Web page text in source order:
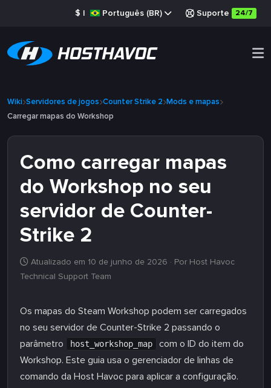
$ | Português (BR) Suporte 24/7
Wiki Servidores de jogos Counter Strike 2 Mods e mapas
Carregar mapas do Workshop
Como carregar mapas
do Workshop no seu
servidor de Counter-
Strike 2
Atualizado em 10 de junho de 2026 · Por Host Havoc
Technical Support Team
Os mapas do Steam Workshop podem ser carregados
no seu servidor de Counter-Strike 2 passando o
parâmetro
host_workshop_map
com o ID do item do
Workshop. Este guia usa o gerenciador de linhas de
comando da Host Havoc para aplicar a configuração.